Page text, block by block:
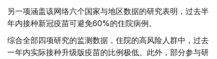
另一项涵盖该网络六个国家与地区数据的研究表明，过去半
年内接种新冠疫苗可避免60%的住院病例。
综合全部四项研究的监测数据，住院的高风险人群中，过去
一年内实际接种升级版疫苗的比例极低。此外，部分参与研